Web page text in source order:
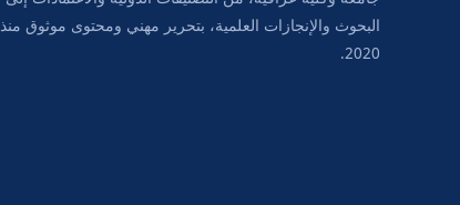
البحوث والإنجازات العلمية، بتحرير مهني ومحتوى موثوق منذ
2020.